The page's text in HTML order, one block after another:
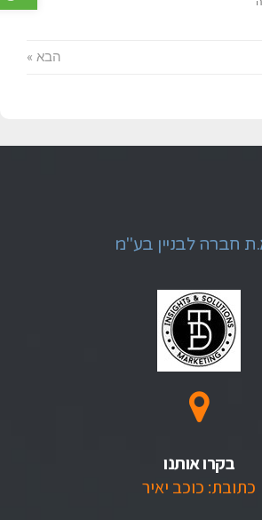
הבא »
חברה לבניין בע"מ
בקרו אותנו
כתובת: כוכב יאיר